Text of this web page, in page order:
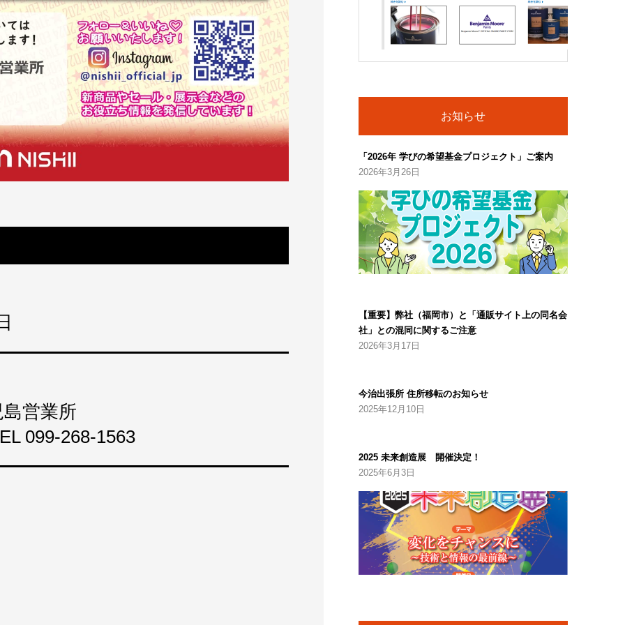
島営業所
099-268-1563
お知らせ
「2026年 学びの希望基金プロジェクト」ご案内
2026年3月26日
【重要】弊社（福岡市）と「通販サイト上の同名会
社」との混同に関するご注意
2026年3月17日
今治出張所 住所移転のお知らせ
2025年12月10日
2025 未来創造展 開催決定！
2025年6月3日